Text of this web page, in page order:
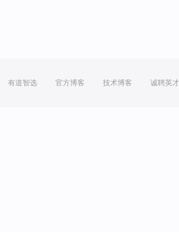
有道智选 官方博客 技术博客 诚聘英才